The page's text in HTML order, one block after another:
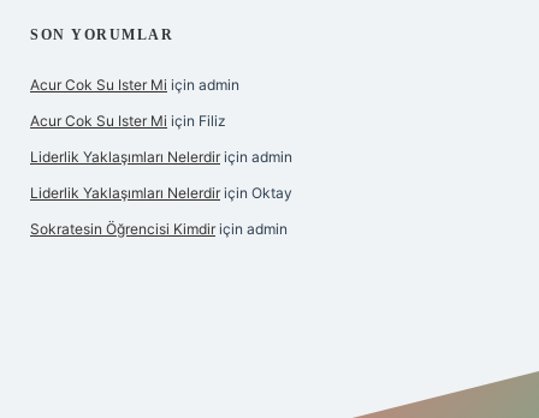
SON YORUMLAR
Acur Cok Su Ister Mi için admin
Acur Cok Su Ister Mi için Filiz
Liderlik Yaklaşımları Nelerdir için admin
Liderlik Yaklaşımları Nelerdir için Oktay
Sokratesin Öğrencisi Kimdir için admin